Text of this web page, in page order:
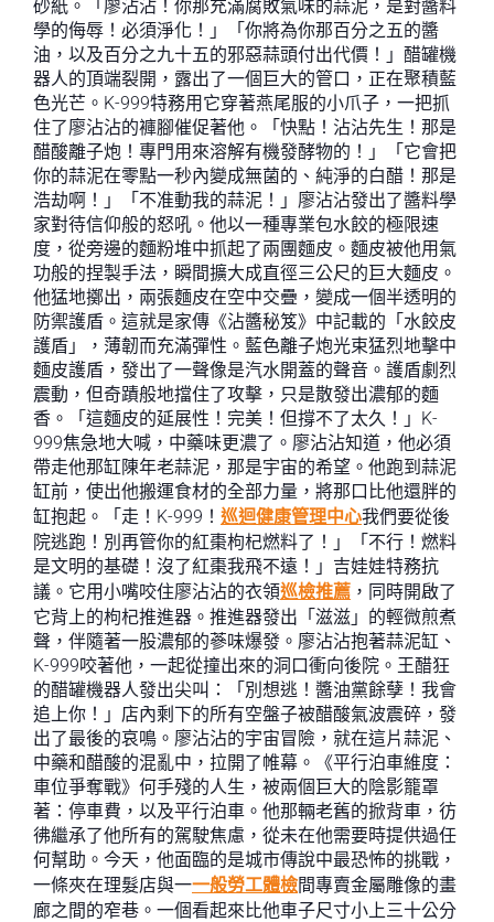
砂紙。「廖沾沾！你那充滿腐敗氣味的蒜泥，是對醬料
學的侮辱！必須淨化！」「你將為你那百分之五的醬
油，以及百分之九十五的邪惡蒜頭付出代價！」醋罐機
器人的頂端裂開，露出了一個巨大的管口，正在聚積藍
色光芒。K-999特務用它穿著燕尾服的小爪子，一把抓
住了廖沾沾的褲腳催促著他。「快點！沾沾先生！那是
醋酸離子炮！專門用來溶解有機發酵物的！」「它會把
你的蒜泥在零點一秒內變成無菌的、純淨的白醋！那是
浩劫啊！」「不准動我的蒜泥！」廖沾沾發出了醬料學
家對待信仰般的怒吼。他以一種專業包水餃的極限速
度，從旁邊的麵粉堆中抓起了兩團麵皮。麵皮被他用氣
功般的捏製手法，瞬間擴大成直徑三公尺的巨大麵皮。
他猛地擲出，兩張麵皮在空中交疊，變成一個半透明的
防禦護盾。這就是家傳《沾醬秘笈》中記載的「水餃皮
護盾」，薄韌而充滿彈性。藍色離子炮光束猛烈地擊中
麵皮護盾，發出了一聲像是汽水開蓋的聲音。護盾劇烈
震動，但奇蹟般地擋住了攻擊，只是散發出濃郁的麵
香。「這麵皮的延展性！完美！但撐不了太久！」K-
999焦急地大喊，中藥味更濃了。廖沾沾知道，他必須
帶走他那缸陳年老蒜泥，那是宇宙的希望。他跑到蒜泥
缸前，使出他搬運食材的全部力量，將那口比他還胖的
缸抱起。「走！K-999！ 巡迴健康管理中心我們要從後
院逃跑！別再管你的紅棗枸杞燃料了！」「不行！燃料
是文明的基礎！沒了紅棗我飛不遠！」吉娃娃特務抗
議。它用小嘴咬住廖沾沾的衣領巡檢推薦 ，同時開啟了
它背上的枸杞推進器。推進器發出「滋滋」的輕微煎煮
聲，伴隨著一股濃郁的蔘味爆發。廖沾沾抱著蒜泥缸、
K-999咬著他，一起從撞出來的洞口衝向後院。王醋狂
的醋罐機器人發出尖叫：「別想逃！醬油黨餘孽！我會
追上你！」店內剩下的所有空盤子被醋酸氣波震碎，發
出了最後的哀鳴。廖沾沾的宇宙冒險，就在這片蒜泥、
中藥和醋酸的混亂中，拉開了帷幕。《平行泊車維度：
車位爭奪戰》何手殘的人生，被兩個巨大的陰影籠罩
著：停車費，以及平行泊車。他那輛老舊的掀背車，彷
彿繼承了他所有的駕駛焦慮，從未在他需要時提供過任
何幫助。今天，他面臨的是城市傳說中最恐怖的挑戰，
一條夾在理髮店與一一般勞工體檢間專賣金屬雕像的畫
廊之間的窄巷。一個看起來比他車子尺寸小上三十公分